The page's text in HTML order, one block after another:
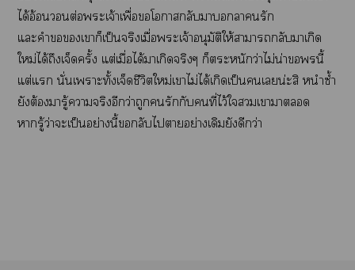
ได้อ้อนต่อะเจ้าเพื่อโากลับาารัก
แะคำเาก็เป็นจริงเมื่อะเจ้าอนุมัติให้าากลับาเกิด
ใหม่ได้ถึงเจ็ดครั้ง แต่เมื่อได้าเกิดจริงๆ ก็ตระหนักว่าไม่น่านี้
แต่แ นั่นเาะทั้งเจ็ดชีวิตใหม่เาไม่ได้เกิดเป็นเน่ะสิ หนำซ้ำ
ยังต้องมารู้าจริงอีกว่าถูกรักกับคนที่ไว้ใเาา
ารู้ว่าะเป็นอย่างนี้ลับไาอย่างเดิมยังดีกว่า